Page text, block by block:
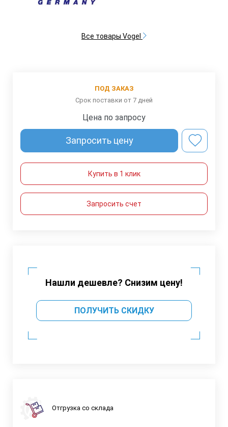
Все товары Vogel
ПОД ЗАКАЗ
Срок поставки от 7 дней
Цена по запросу
Запросить цену
Купить в 1 клик
Запросить счет
Нашли дешевле? Снизим цену!
ПОЛУЧИТЬ СКИДКУ
Отгрузка со склада